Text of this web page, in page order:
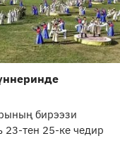
бирээзи
тен 25-ке чедир